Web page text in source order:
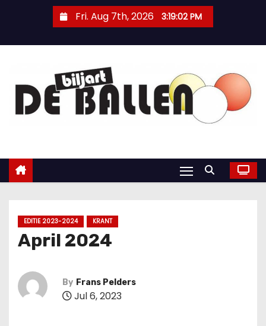
Fri. Aug 7th, 2026 3:19:03 PM
EDITIE 2023-2024 KRANT
April 2024
By Frans Pelders
Jul 6, 2023